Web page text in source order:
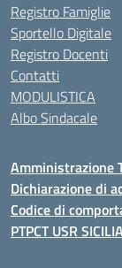
Registro Famiglie
Sportello Digitale
Registro Docenti
Contatti
MODULISTICA
Albo Sindacale
Amministrazione
Dichiarazione di
Codice di
PTPCT USR